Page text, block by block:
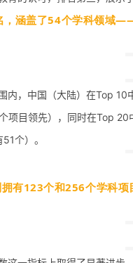
，涵盖了54个学科领域
内，中国（大陆）在Top 10
项目领先），同时在Top 20
个）。
有123个和256个学科项